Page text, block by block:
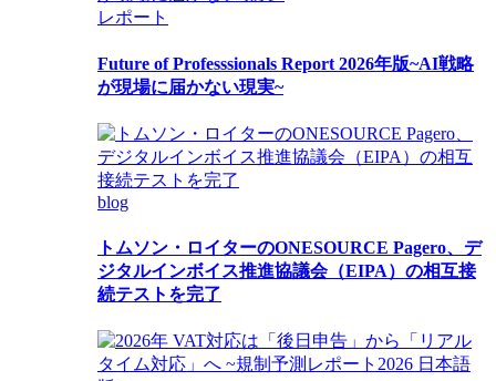
レポート
Future of Professsionals Report 2026年版~AI戦略
が現場に届かない現実~
blog
トムソン・ロイターのONESOURCE Pagero、デ
ジタルインボイス推進協議会（EIPA）の相互接
続テストを完了